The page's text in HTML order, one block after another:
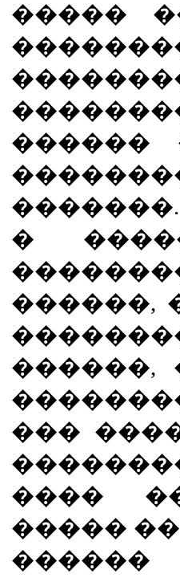
�����
������
�
������,
������,
���
����
�����